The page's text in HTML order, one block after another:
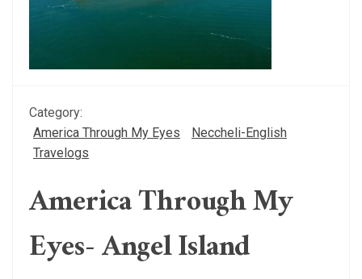
Category:
America Through My Eyes
Neccheli-English
Travelogs
America Through My
Eyes- Angel Island